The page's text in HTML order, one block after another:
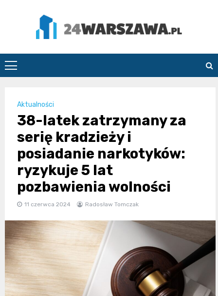
24Warszawa.pl
Aktualności
38-latek zatrzymany za
serię kradzieży i
posiadanie narkotyków:
ryzykuje 5 lat
pozbawienia wolności
11 czerwca 2024 Radosław Tomczak